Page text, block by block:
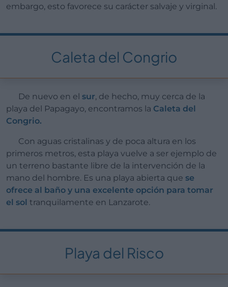
embargo, esto favorece su carácter salvaje y virginal.
Caleta del Congrio
De nuevo en el sur, de hecho, muy cerca de la
playa del Papagayo, encontramos la Caleta del
Congrio.
Con aguas cristalinas y de poca altura en los
primeros metros, esta playa vuelve a ser ejemplo de
un terreno bastante libre de la intervención de la
mano del hombre. Es una playa abierta que se
ofrece al baño y una excelente opción para tomar
el sol tranquilamente en Lanzarote.
Playa del Risco